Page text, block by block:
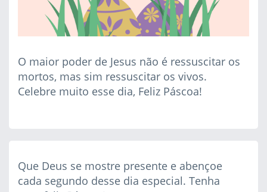
O maior poder de Jesus não é ressuscitar os
mortos, mas sim ressuscitar os vivos.
Celebre muito esse dia, Feliz Páscoa!
Que Deus se mostre presente e abençoe
cada segundo desse dia especial. Tenha